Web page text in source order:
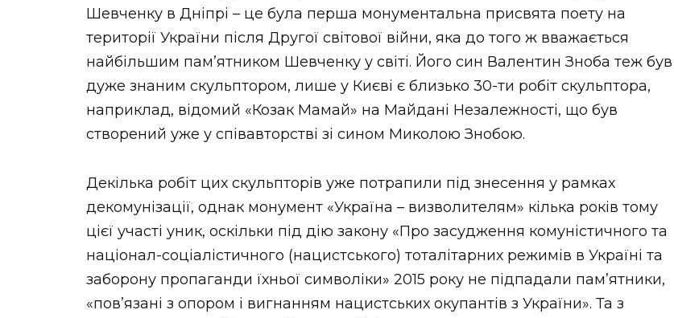
Шевченку в Дніпрі – це була перша монументальна присвята поету на
території України після Другої світової війни, яка до того ж вважається
найбільшим пам’ятником Шевченку у світі. Його син Валентин Зноба теж був
дуже знаним скульптором, лише у Києві є близько 30-ти робіт скульптора,
наприклад, відомий «Козак Мамай» на Майдані Незалежності, що був
створений уже у співавторстві зі сином Миколою Знобою.
Декілька робіт цих скульпторів уже потрапили під знесення у рамках
декомунізації, однак монумент «Україна – визволителям» кілька років тому
цієї участі уник, оскільки під дію закону «Про засудження комуністичного та
націонал-соціалістичного (нацистського) тоталітарних режимів в Україні та
заборону пропаганди їхньої символіки» 2015 року не підпадали пам’ятники,
«пов’язані з опором і вигнанням нацистських окупантів з України». Та з